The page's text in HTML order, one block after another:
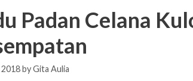
Padan Celana
byGita Aulia